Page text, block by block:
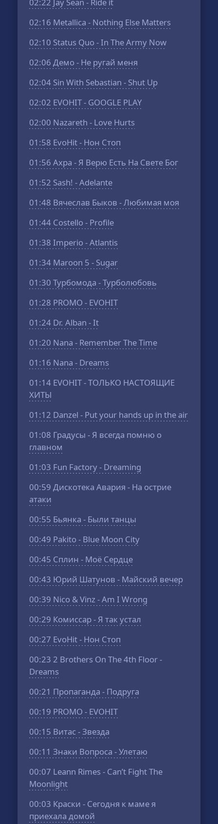
02:16 Metallica - Nothing Else Matters
02:10 Status Quo - In The Army Now
02:06 Демо - Не ругай меня
02:04 Sin With Sebastian - Shut Up
02:02 EVOHIT - GOOGLE PLAY
02:00 Nazareth - Love Hurts
01:58 EvoHit - Нон Стоп
01:56 Ахра - Я Верю Есть На Свете Бог
01:52 Sash! - Adelante
01:48 Вячеслав Быков - Любимая моя
01:44 Costello - Profile
01:38 Imperio - Atlantis
01:34 Maroon 5 - Sugar
01:30 Турбомода - Турболюбовь
01:28 PROMO - EVOHIT
01:24 Dr. Alban - It
01:20 Nana - Remember The Time
01:16 Nana - Dreams
01:14 EVOHIT - ТОЛЬКО НАСТОЯЩИЕ
ХИТЫ
01:12 Danzel - Put your hands up in the air
01:08 Градусы - Я всегда помню о
главном
01:03 Fun Factory - Dreaming
00:59 Дискотека Авария - На острие
атаки
00:55 Бьянка - Были танцы
00:49 Pakito - Blue Moon City
00:45 Сплин - Моё Сердце
00:43 Юрий Шатунов - Майский вечер
00:39 Nico & Vinz - Am I Wrong
00:29 Комиссар - Я так устал
00:27 EvoHit - Нон Стоп
00:23 2 Brothers On The 4th Floor -
Dreams
00:21 Пропаганда - Подруга
00:19 PROMO - EVOHIT
00:15 Витас - Звезда
00:11 Знаки Вопроса - Улетаю
00:07 Leann Rimes - Can’t Fight The
Moonlight
00:03 Краски - Сегодня к маме я
приехала домой